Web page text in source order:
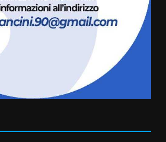
di Savelletri scrivono
“Noi cittadini di
B”
5 Agosto 2026 06:15
d’identità: continua il piano
straordinarie del